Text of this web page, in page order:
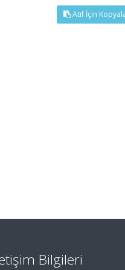
Atıf İçin
Bilgileri